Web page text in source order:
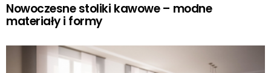
Nowoczesne stoliki kawowe – modne
materiały i formy